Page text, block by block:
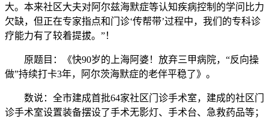
大。本来社区大夫对阿尔兹海默症等认知疾病控制的学问比力
欠缺，但正在专家指点和门诊‘传帮带’过程中，我们的专科诊
疗能力有了较着提拔。”！
原题目：《快90岁的上海阿婆！放弃三甲病院，“反向操
做”持续打卡3年，阿尔茨海默症的老伴平稳了》。
数说：全市建成首批64家社区门诊手术室，建成的社区门
诊手术室设置装备摆设了手术无影灯、手术台、急救药品等；